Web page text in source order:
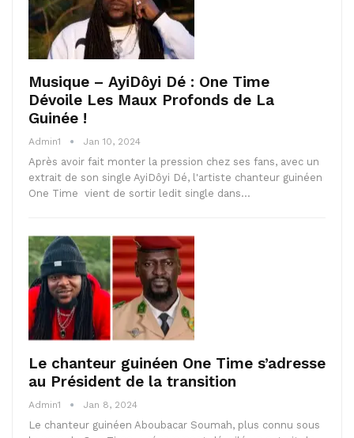
Musique – AyiDôyi Dé : One Time
Dévoile Les Maux Profonds de La
Guinée !
Admin1 Jan 10, 2024
Après avoir fait monter la pression chez ses fans, avec un
extrait de son single AyiDôyi Dé, l'artiste chanteur guinéen
One Time vient de sortir ledit single dans…
Le chanteur guinéen One Time s’adresse
au Président de la transition
Admin1 Jan 8, 2024
Le chanteur guinéen Aboubacar Soumah, plus connu sous